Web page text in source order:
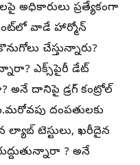
అధికారులు ప్రత్యేకంగా
వాడే హార్మోన్
చేస్తున్నారు?
ఎక్స్‌పైరీ డేట్
దానిపై డ్రగ్ కంట్రోల్
దంపతులకు
టెస్టులు, ఖరీదైన
? అనే